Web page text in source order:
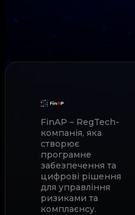
FinAP – RegTech-
компанія, яка
створює
програмне
забезпечення та
цифрові рішення
для управління
ризиками та
комплаєнсу.